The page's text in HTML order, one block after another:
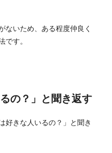
ないため、ある程度仲良く
です。
の？」と聞き返す
好きな人いるの？」と聞き